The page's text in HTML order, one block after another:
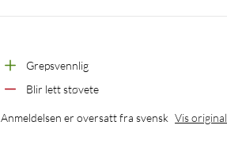
Grepsvennlig
Blir lett støvete
Anmeldelsen er oversatt fra svensk Vis original